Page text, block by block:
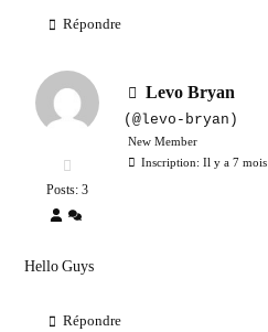
Répondre
Posts: 3
Levo Bryan
(@levo-bryan)
New Member
Inscription: Il y a 7 mois
Hello Guys
Répondre